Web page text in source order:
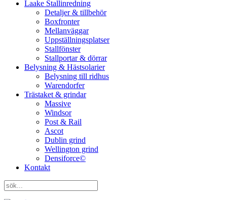
Laake Stallinredning
Detaljer & tillbehör
Boxfronter
Mellanväggar
Uppställningsplatser
Stallfönster
Stallportar & dörrar
Belysning & Hästsolarier
Belysning till ridhus
Warendorfer
Trästaket & grindar
Massive
Windsor
Post & Rail
Ascot
Dublin grind
Wellington grind
Densiforce©
Kontakt